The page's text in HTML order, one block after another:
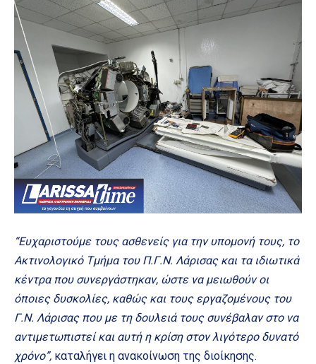
“Ευχαριστούμε τους ασθενείς για την υπομονή τους, το
Ακτινολογικό Τμήμα του Π.Γ.Ν. Λάρισας και τα ιδιωτικά
κέντρα που συνεργάστηκαν, ώστε να μειωθούν οι
όποιες δυσκολίες, καθώς και τους εργαζομένους του
Γ.Ν. Λάρισας που με τη δουλειά τους συνέβαλαν στο να
αντιμετωπιστεί και αυτή η κρίση στον λιγότερο δυνατό
χρόνο”, καταλήγει η ανακοίνωση της διοίκησης.